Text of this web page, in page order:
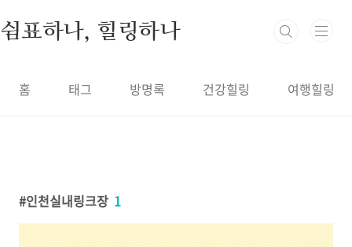
쉼표하나, 힐링하나
홈 태그 방명록 건강힐링 여행힐링
인천실내링크장 1